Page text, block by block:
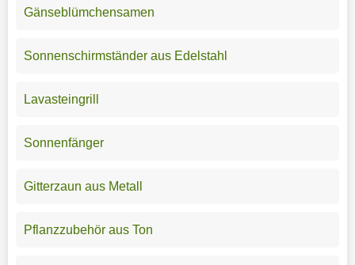
Gänseblümchensamen
Sonnenschirmständer aus Edelstahl
Lavasteingrill
Sonnenfänger
Gitterzaun aus Metall
Pflanzzubehör aus Ton